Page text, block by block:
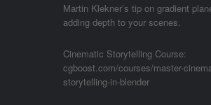
Martin Klekner’s tip on gradient
adding depth to your scenes.
Cinematic Storytelling Course:
cgboost.com/courses/master-
storytelling-in-blender